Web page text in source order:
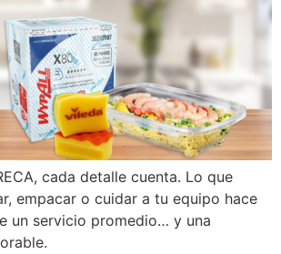
cada detalle cuenta. Lo que
empacar o cuidar a tu equipo hace
un servicio promedio… y una